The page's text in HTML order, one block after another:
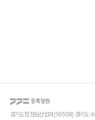
경기도청 정원산업과 (16508) 경기도